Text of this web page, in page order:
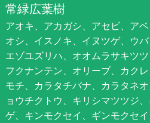
常緑広葉樹
アオキ、アカガシ、アセビ、ア
オシ、イスノキ、イヌツゲ、ウバ
エゾユズリハ、オオムラサキツ
フクナンテン、オリーブ、カク
モチ、カラタチバナ、カラタネ
ョウチクトウ、キリシマツツジ
ゲ、キンモクセイ、ギンモクセ